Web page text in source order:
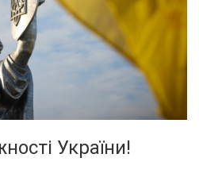
України!